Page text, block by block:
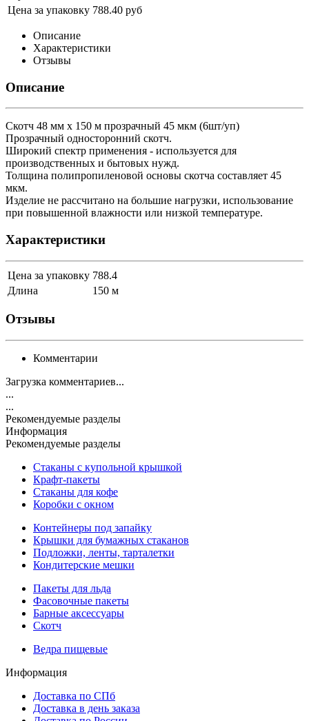
Цена за упаковку 788.40 руб
Описание
Характеристики
Отзывы
Описание
Скотч 48 мм х 150 м прозрачный 45 мкм (6шт/уп)
Прозрачный односторонний скотч.
Широкий спектр применения - используется для
производственных и бытовых нужд.
Толщина полипропиленовой основы скотча составляет 45
мкм.
Изделие не рассчитано на большие нагрузки, использование
при повышенной влажности или низкой температуре.
Характеристики
Цена за упаковку 788.4
Длина
150 м
Отзывы
Комментарии
Загрузка комментариев...
...
...
Рекомендуемые разделы
Информация
Рекомендуемые разделы
Стаканы с купольной крышкой
Крафт-пакеты
Стаканы для кофе
Коробки с окном
Контейнеры под запайку
Крышки для бумажных стаканов
Подложки, ленты, тарталетки
Кондитерские мешки
Пакеты для льда
Фасовочные пакеты
Барные аксессуары
Скотч
Ведра пищевые
Информация
Доставка по СПб
Доставка в день заказа